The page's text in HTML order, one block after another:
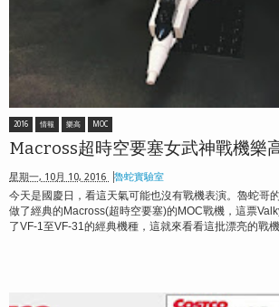
2016 情報 樂高 MOC
Macross超時空要塞女武神戰機樂
星期一, 10月 10, 2016 魯蛇實驗室
今天是國慶日，看這天氣可能也沒有戰機表演。魯蛇哥
做了經典的Macross(超時空要塞)的MOC戰機，這票
了VF-1至VF-31的經典機種，這就來看看這批漂亮的戰機